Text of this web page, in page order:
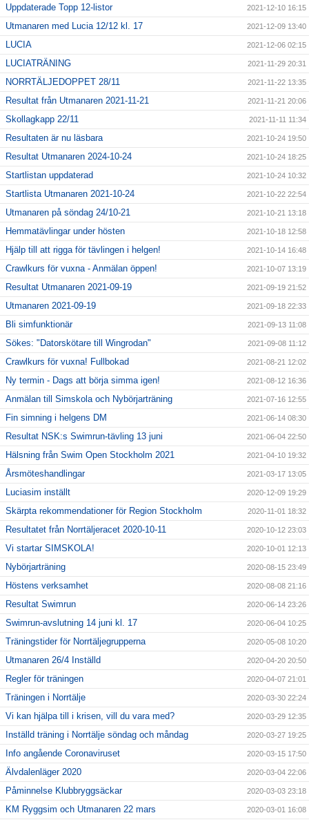
Uppdaterade Topp 12-listor 2021-12-10 16:15
Utmanaren med Lucia 12/12 kl. 17 2021-12-09 13:40
LUCIA 2021-12-06 02:15
LUCIATRÄNING 2021-11-29 20:31
NORRTÄLJEDOPPET 28/11 2021-11-22 13:35
Resultat från Utmanaren 2021-11-21 2021-11-21 20:06
Skollagkapp 22/11 2021-11-11 11:34
Resultaten är nu läsbara 2021-10-24 19:50
Resultat Utmanaren 2024-10-24 2021-10-24 18:25
Startlistan uppdaterad 2021-10-24 10:32
Startlista Utmanaren 2021-10-24 2021-10-22 22:54
Utmanaren på söndag 24/10-21 2021-10-21 13:18
Hemmatävlingar under hösten 2021-10-18 12:58
Hjälp till att rigga för tävlingen i helgen! 2021-10-14 16:48
Crawlkurs för vuxna - Anmälan öppen! 2021-10-07 13:19
Resultat Utmanaren 2021-09-19 2021-09-19 21:52
Utmanaren 2021-09-19 2021-09-18 22:33
Bli simfunktionär 2021-09-13 11:08
Sökes: "Datorskötare till Wingrodan" 2021-09-08 11:12
Crawlkurs för vuxna! Fullbokad 2021-08-21 12:02
Ny termin - Dags att börja simma igen! 2021-08-12 16:36
Anmälan till Simskola och Nybörjarträning 2021-07-16 12:55
Fin simning i helgens DM 2021-06-14 08:30
Resultat NSK:s Swimrun-tävling 13 juni 2021-06-04 22:50
Hälsning från Swim Open Stockholm 2021 2021-04-10 19:32
Årsmöteshandlingar 2021-03-17 13:05
Luciasim inställt 2020-12-09 19:29
Skärpta rekommendationer för Region Stockholm 2020-11-01 18:32
Resultatet från Norrtäljeracet 2020-10-11 2020-10-12 23:03
Vi startar SIMSKOLA! 2020-10-01 12:13
Nybörjarträning 2020-08-15 23:49
Höstens verksamhet 2020-08-08 21:16
Resultat Swimrun 2020-06-14 23:26
Swimrun-avslutning 14 juni kl. 17 2020-06-04 10:25
Träningstider för Norrtäljegrupperna 2020-05-08 10:20
Utmanaren 26/4 Inställd 2020-04-20 20:50
Regler för träningen 2020-04-07 21:01
Träningen i Norrtälje 2020-03-30 22:24
Vi kan hjälpa till i krisen, vill du vara med? 2020-03-29 12:35
Inställd träning i Norrtälje söndag och måndag 2020-03-27 19:25
Info angående Coronaviruset 2020-03-15 17:50
Älvdalenläger 2020 2020-03-04 22:06
Påminnelse Klubbryggsäckar 2020-03-03 23:18
KM Ryggsim och Utmanaren 22 mars 2020-03-01 16:08